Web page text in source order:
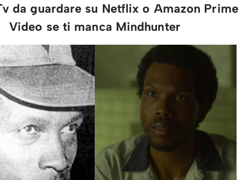
da guardare su Netflix o Amazon Prime
Video se ti manca Mindhunter